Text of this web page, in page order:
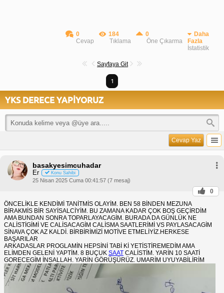
0
Cevap
184
Tıklama
0
Öne Çıkarma
Daha
Fazla
İstatistik
Sayfaya Git
1
YKS DERECE YAPİYORUZ
Cevap Yaz
basakyesimcuhadar
Er Konu Sahibi
25 Nisan 2025 Cuma 00:41:57 (7 mesaj)
0
ÖNCELİKLE KENDİMİ TANİTMİS OLAYİM. BEN 58 BİNDEN MEZUNA
BİRAKMİS BİR SAYİSALCİYİM. BU ZAMANA KADAR ÇOK BOŞ GEÇİRDİM
AMA BUNDAN SONRA TOPARLAYACAGİM. BURADA DA GÜNLÜK NE
CALİSTİGİMİ VE CALİSACAGİM CALİSMA SAATLERİMİ VS PAYLASACAGİM
SİNAVA ÇOK AZ KALDİ. BİRBİRİMİZİ MOTİVE ETMELİYİZ.HERKESE
BAŞARILAR
ARKADASLAR PROGLAMİN HEPSİNİ TABİ Kİ YETİSTİREMEDİM AMA
ELİMDEN GELENİ YAPTİM. 8 BUÇUK SAAT CALİSTİM. YARİN 10 SAATİ
GORECEGİM İNSALLAH. YARİN GÖRÜŞÜRÜZ. UMARİM UYUYABİLİRİM